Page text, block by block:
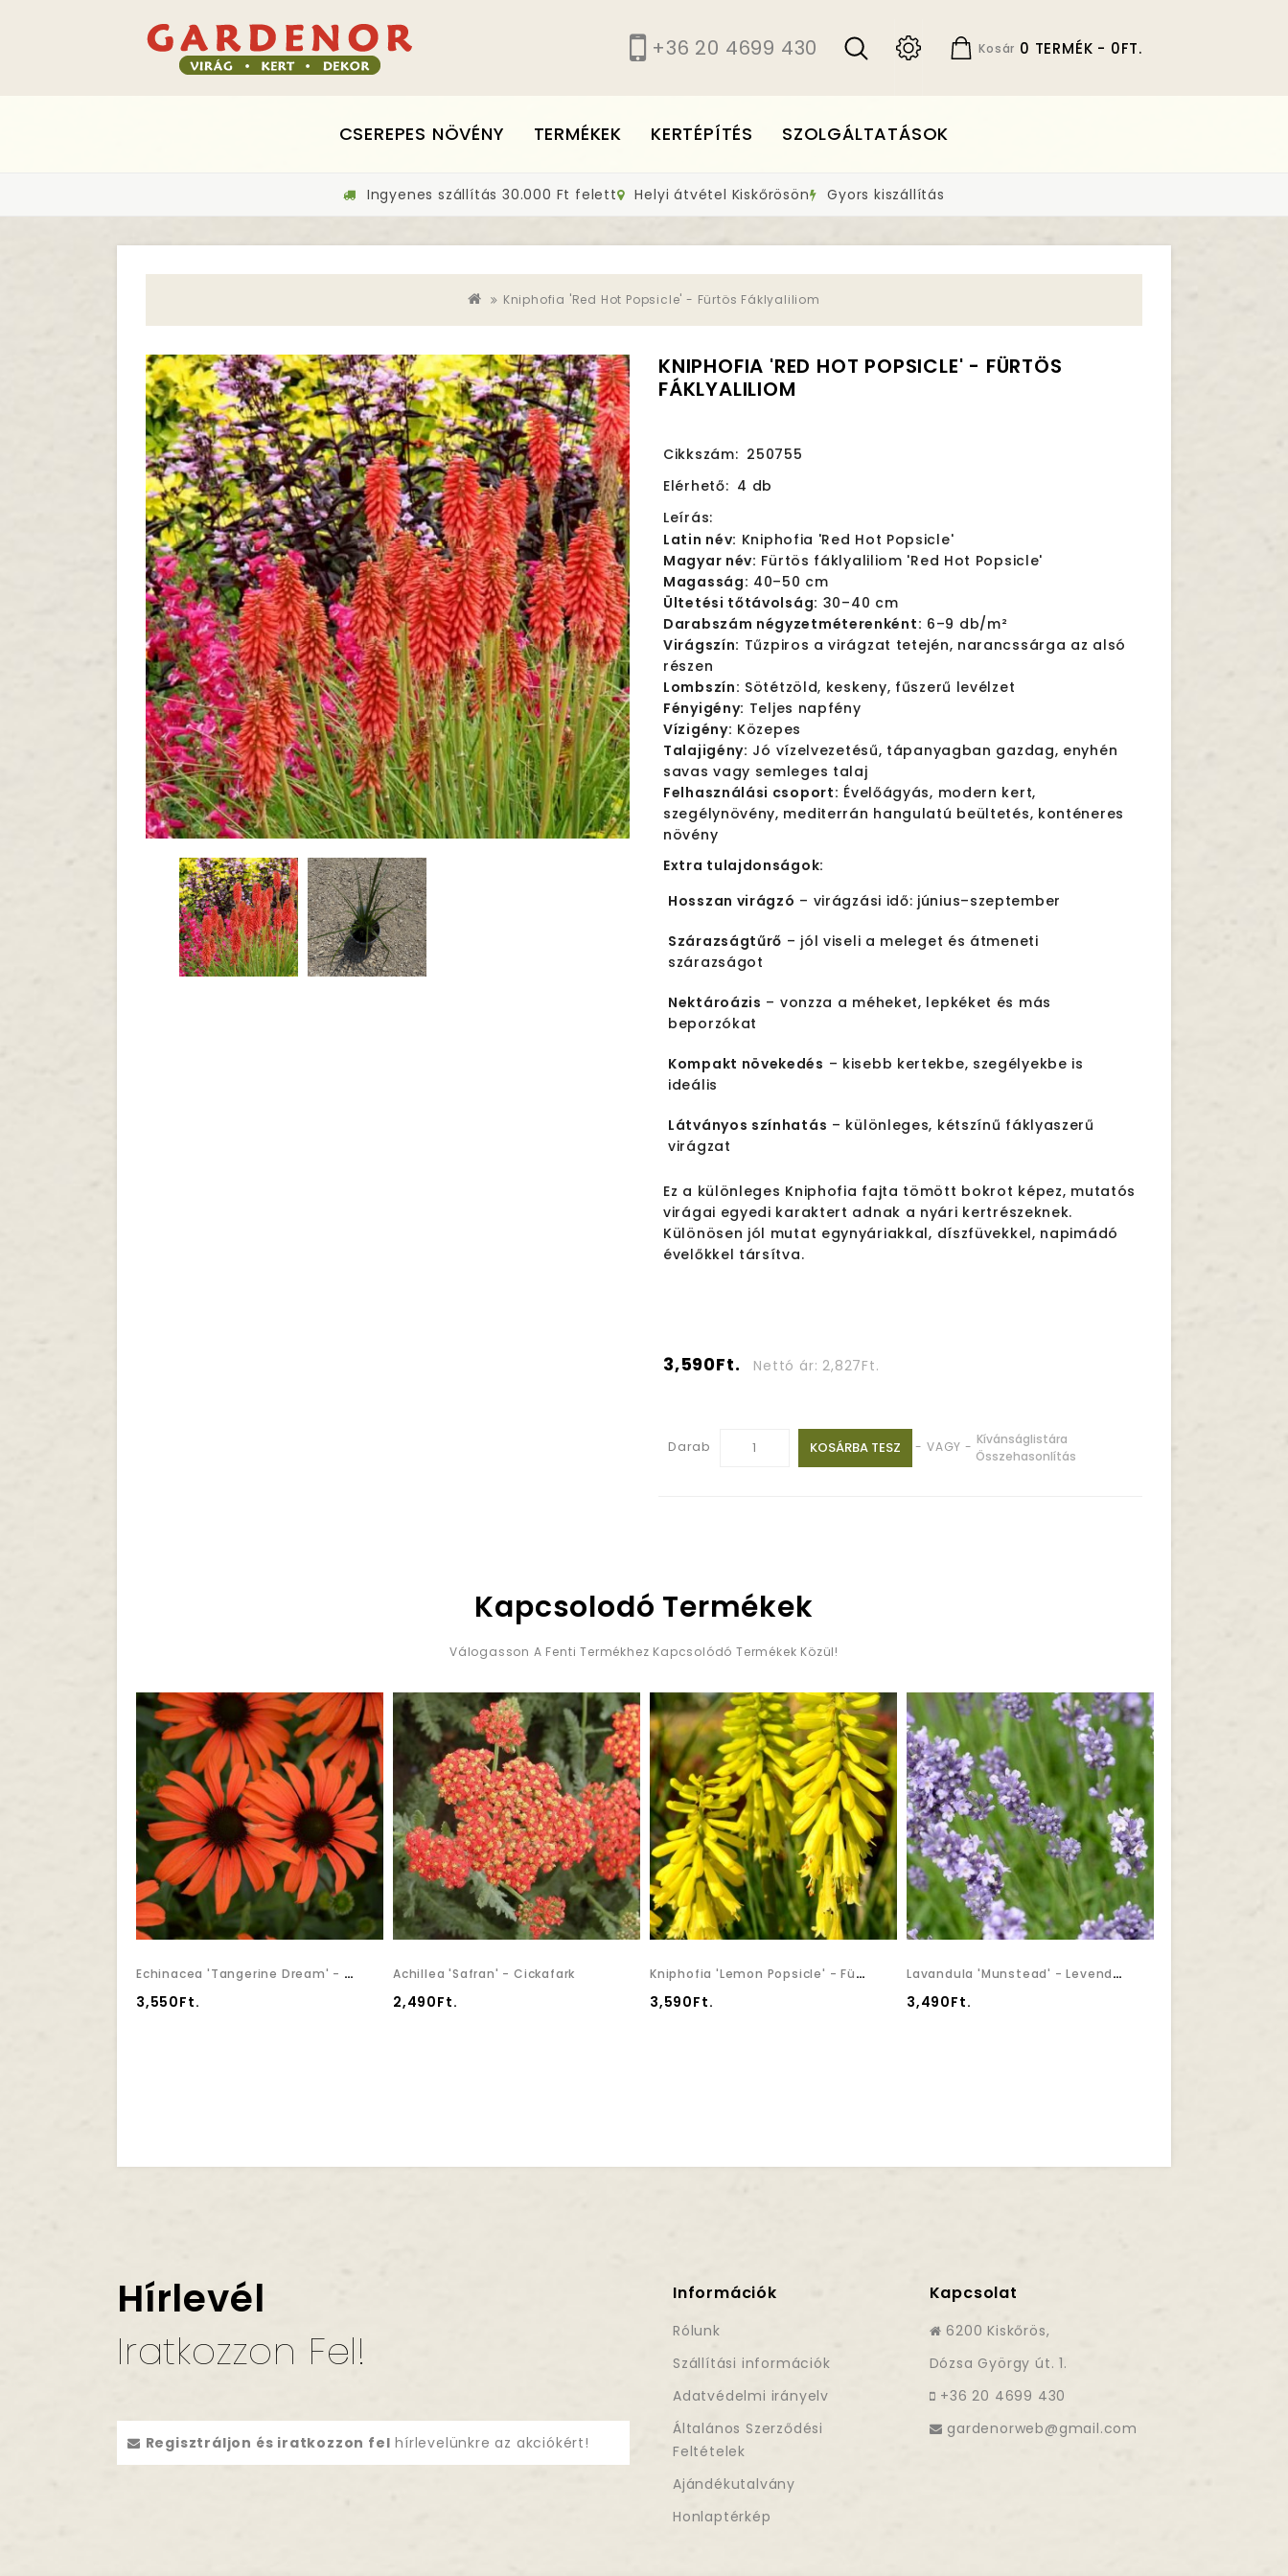
Kosár 0 TERMÉK - 0FT.
+36 20 4699 430
CSEREPES NÖVÉNY TERMÉKEK KERTÉPÍTÉS SZOLGÁLTATÁSOK
Ingyenes szállítás 30.000 Ft felett Helyi átvétel Kiskőrösön Gyors kiszállítás
Kniphofia 'Red Hot Popsicle' - Fürtös Fáklyaliliom
KNIPHOFIA 'RED HOT POPSICLE' - FÜRTÖS
FÁKLYALILIOM
Cikkszám: 250755
Elérhető: 4 db
Leírás:
Latin név: Kniphofia 'Red Hot Popsicle'
Magyar név: Fürtös fáklyaliliom 'Red Hot Popsicle'
Magasság: 40–50 cm
Ültetési tőtávolság: 30–40 cm
Darabszám négyzetméterenként: 6–9 db/m²
Virágszín: Tűzpiros a virágzat tetején, narancssárga az alsó
részen
Lombszín: Sötétzöld, keskeny, fűszerű levélzet
Fényigény: Teljes napfény
Vízigény: Közepes
Talajigény: Jó vízelvezetésű, tápanyagban gazdag, enyhén
savas vagy semleges talaj
Felhasználási csoport: Évelőágyás, modern kert,
szegélynövény, mediterrán hangulatú beültetés, konténeres
növény
Extra tulajdonságok:
Hosszan virágzó – virágzási idő: június–szeptember
Szárazságtűrő – jól viseli a meleget és átmeneti
szárazságot
Nektároázis – vonzza a méheket, lepkéket és más
beporzókat
Kompakt növekedés – kisebb kertekbe, szegélyekbe is
ideális
Látványos színhatás – különleges, kétszínű fáklyaszerű
virágzat
Ez a különleges Kniphofia fajta tömött bokrot képez, mutatós
virágai egyedi karaktert adnak a nyári kertrészeknek.
Különösen jól mutat egynyáriakkal, díszfüvekkel, napimádó
évelőkkel társítva.
3,590Ft. Nettó ár: 2,827Ft.
Darab KOSÁRBA TESZ - VAGY - Kívánságlistára
Összehasonlítás
Kapcsolodó Termékek
Válogasson A Fenti Termékhez Kapcsolódó Termékek Közül!
Echinacea 'Tangerine Dream' - Kasvirág
3,550Ft.
Achillea 'Safran' - Cickafark
2,490Ft.
Kniphofia 'Lemon Popsicle' - Fürtös Fáklyaliliom
3,590Ft.
Lavandula 'Munstead' - Levendula
3,490Ft.
Hírlevél
Iratkozzon Fel!
Regisztráljon és iratkozzon fel hírlevelünkre az akciókért!
Információk
Rólunk
Szállítási információk
Adatvédelmi irányelv
Általános Szerződési
Feltételek
Ajándékutalvány
Honlaptérkép
Kapcsolat
6200 Kiskőrös,
Dózsa György út. 1.
+36 20 4699 430